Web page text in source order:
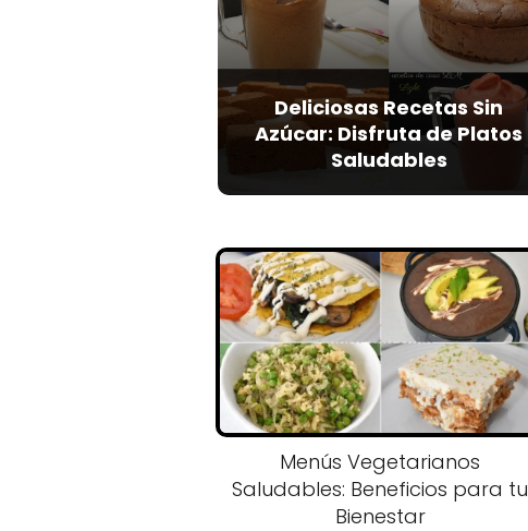
Deliciosas Recetas Sin
Azúcar: Disfruta de Platos
Saludables
Menús Vegetarianos
Saludables: Beneficios para tu
Bienestar